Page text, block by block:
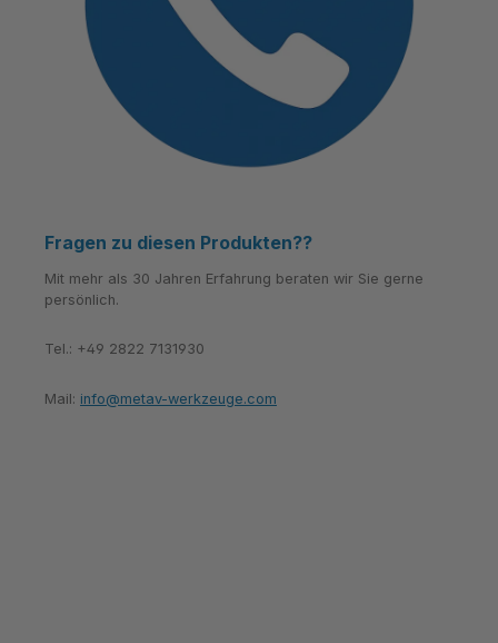
Fragen zu diesen Produkten??
Mit mehr als 30 Jahren Erfahrung beraten wir Sie gerne
persönlich.
Tel.: +49 2822 7131930
Mail: info@metav-werkzeuge.com